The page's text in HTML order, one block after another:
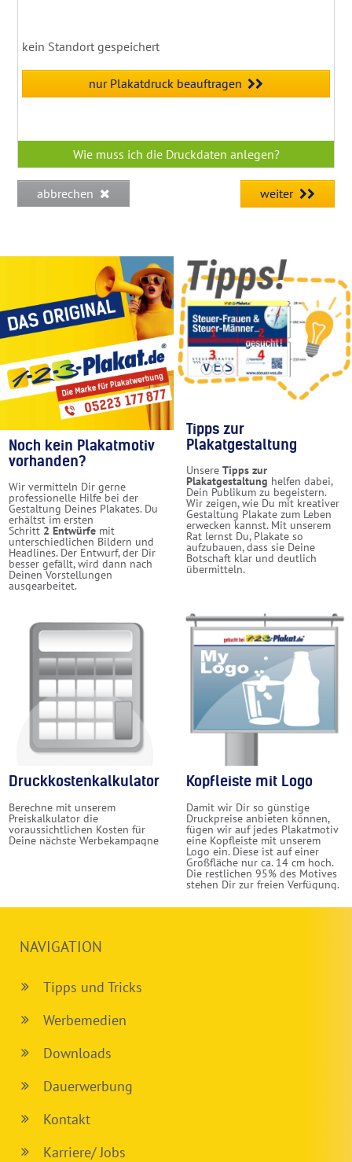
kein Standort gespeichert
nur Plakatdruck beauftragen
Wie muss ich die Druckdaten anlegen?
weiter
abbrechen
Noch kein Plakatmotiv
vorhanden?
Wir vermitteln Dir gerne
professionelle Hilfe bei der
Gestaltung Deines Plakates. Du
erhältst im ersten
Schritt 2 Entwürfe mit
unterschiedlichen Bildern und
Headlines. Der Entwurf, der Dir
besser gefällt, wird dann nach
Deinen Vorstellungen
ausgearbeitet.
Tipps zur
Plakatgestaltung
UnsereTipps zur
Plakatgestaltung helfen dabei,
Dein Publikum zu begeistern.
Wir zeigen, wie Du mit kreativer
Gestaltung Plakate zum Leben
erwecken kannst. Mit unserem
Rat lernst Du, Plakate so
aufzubauen, dass sie Deine
Botschaft klar und deutlich
übermitteln.
Druckkostenkalkulator
Berechne mit unserem
Preiskalkulator die
voraussichtlichen Kosten für
Deine nächste Werbekampagne
Kopfleiste mit Logo
Damit wir Dir so günstige
Druckpreise anbieten können,
fügen wir auf jedes Plakatmotiv
eine Kopfleiste mit unserem
Logo ein. Diese ist auf einer
Großfläche nur ca. 14 cm hoch.
Die restlichen 95% des Motives
stehen Dir zur freien Verfügung.
NAVIGATION
Tipps und Tricks
Werbemedien
Downloads
Dauerwerbung
Kontakt
Karriere/ Jobs